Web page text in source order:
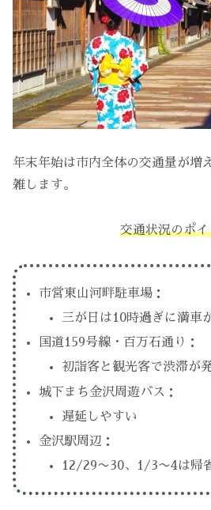
年末年始は市内全体の交通量が増
雑します。
交通状況のポイ
市営東山河畔駐車場：
三が日は10時過ぎに満車
国道159号線・百万石通り：
初詣客と観光客で渋滞が
城下まち金沢周遊バス：
遅延しやすい
金沢駅周辺：
12/29〜30、1/3〜4は帰